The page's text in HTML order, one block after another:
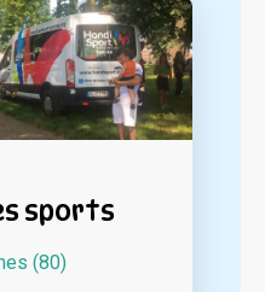
sports
(80)